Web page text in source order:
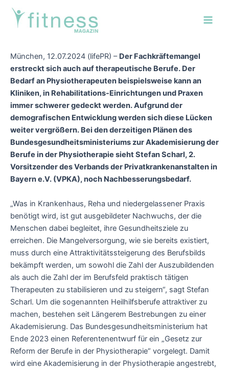
Zum
Inhalt
springen
München, 12.07.2024 (lifePR) – Der Fachkräftemangel
erstreckt sich auch auf therapeutische Berufe. Der
Bedarf an Physiotherapeuten beispielsweise kann an
Kliniken, in Rehabilitations-Einrichtungen und Praxen
immer schwerer gedeckt werden. Aufgrund der
demografischen Entwicklung werden sich diese Lücken
weiter vergrößern. Bei den derzeitigen Plänen des
Bundesgesundheitsministeriums zur Akademisierung der
Berufe in der Physiotherapie sieht Stefan Scharl, 2.
Vorsitzender des Verbands der Privatkrankenanstalten in
Bayern e.V. (VPKA), noch Nachbesserungsbedarf.
„Was in Krankenhaus, Reha und niedergelassener Praxis
benötigt wird, ist gut ausgebildeter Nachwuchs, der die
Menschen dabei begleitet, ihre Gesundheitsziele zu
erreichen. Die Mangelversorgung, wie sie bereits existiert,
muss durch eine Attraktivitätssteigerung des Berufsbilds
bekämpft werden, um sowohl die Zahl der Auszubildenden
als auch die Zahl der im Berufsfeld praktisch tätigen
Therapeuten zu stabilisieren und zu steigern“, sagt Stefan
Scharl. Um die sogenannten Heilhilfsberufe attraktiver zu
machen, bestehen seit Längerem Bestrebungen zu einer
Akademisierung. Das Bundesgesundheitsministerium hat
Ende 2023 einen Referentenentwurf für ein „Gesetz zur
Reform der Berufe in der Physiotherapie“ vorgelegt. Damit
wird eine Akademisierung in der Physiotherapie angestrebt,
Post
navigation